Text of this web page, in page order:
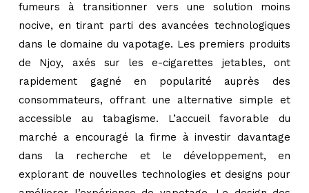
fumeurs à transitionner vers une solution moins
nocive, en tirant parti des avancées technologiques
dans le domaine du vapotage. Les premiers produits
de Njoy, axés sur les e-cigarettes jetables, ont
rapidement gagné en popularité auprès des
consommateurs, offrant une alternative simple et
accessible au tabagisme. L’accueil favorable du
marché a encouragé la firme à investir davantage
dans la recherche et le développement, en
explorant de nouvelles technologies et designs pour